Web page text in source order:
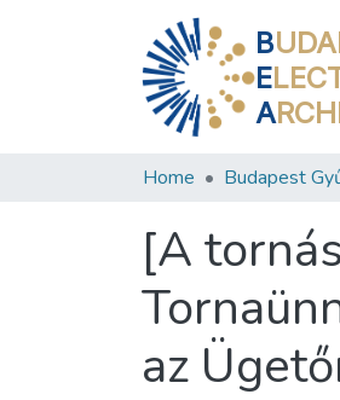
B
E
A
Home Budapest
[A
az